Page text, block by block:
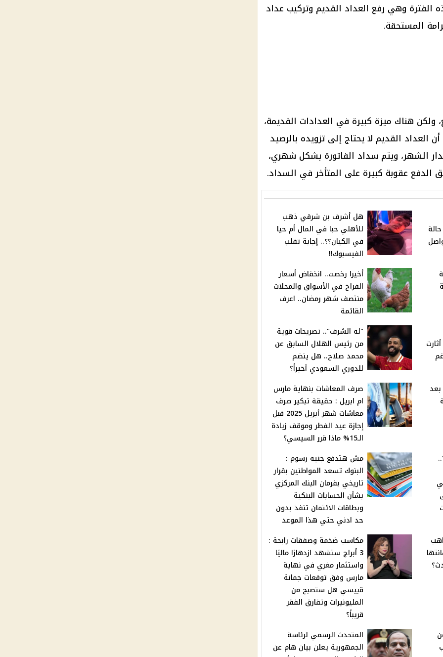
وهي رفع العداد القديم وتركيب عداد
المستحقة.
، ولكن هناك ميزة كبيرة في العدادات القديمة،
العداد القديم لا يحتاج إلى تزويده بالرصيد
الشهر، ويتم سداد الفاتورة بشكل شهري،
الدفع عقوبة كبيرة على المتأخر في السداد.
هل أشرف بن شرقي ذهب
للأهلي حبا في المال أم حيا
في الكيان؟؟.. إجابة تقلب
الفيسبوك!!
أخيرا رخصت.. انخفاض أسعار
الفراخ في الأسواق والمحلات
منتصف شهر رمضان.. اعرف
القائمة
"له الشرف".. تصريحات قوية
من رئيس الهلال السابق عن
محمد صلاح.. هل ينضم
للدوري السعودي أخيراً؟
صرف المعاشات بنهاية مارس
ام ابريل : حقيقة تبكير صرف
معاشات شهر أبريل 2025 قبل
إجازة عيد الفطر وموقف زيادة
الـ15% ماذا قرر السيسي؟
مش هتدفع جنيه رسوم :
البنوك تسعد المواطنين بقرار
تاريخي بفرمان البنك المركزي
بشأن الحسابات البنكية
وبطاقات الائتمان تنفذ بدون
حد ادني حتي هذا الموعد
مكاسب ضخمة وصفقات رابحة :
3 أبراج ستشهد ازدهارًا ماليًا
واستثمار مغري في نهاية
مارس وفق توقعات جمانة
قبيسي هل ستصبح من
المليونيرات وتفارق الفقر
قريباً؟
المتحدث الرسمي لرئاسة
الجمهورية يعلن بيان هام عن